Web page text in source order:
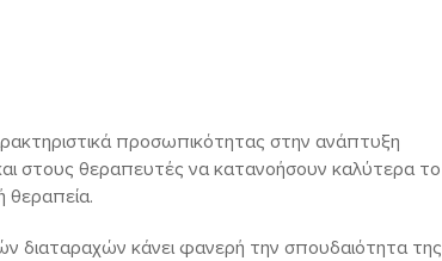
προσωπικότητας στην ανάπτυξη
στους θεραπευτές να κατανοήσουν καλύτερα το
θεραπεία.
διαταραχών κάνει φανερή την σπουδαιότητα της